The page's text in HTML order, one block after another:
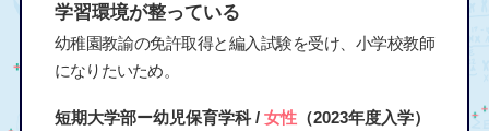
学習環境が整っている
幼稚園教諭の免許取得と編入試験を受け、小学校教師
になりたいため。
短期大学部ー幼児保育学科 / 女性（2023年度入学）